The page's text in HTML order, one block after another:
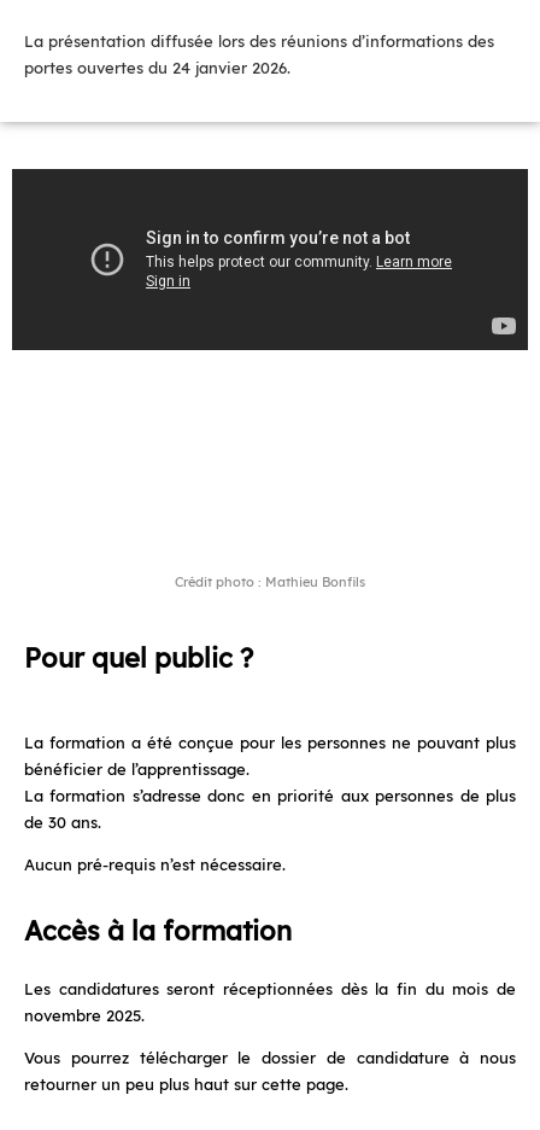
La présentation diffusée lors des réunions d’informations des
portes ouvertes du 24 janvier 2026.
Crédit photo : Mathieu Bonfils
Pour quel public ?
La formation a été conçue pour les personnes ne pouvant plus
bénéficier de l’apprentissage.
La formation s’adresse donc en priorité aux personnes de plus
de 30 ans.
Aucun pré-requis n’est nécessaire.
Accès à la formation
Les candidatures seront réceptionnées dès la fin du mois de
novembre 2025.
Vous pourrez télécharger le dossier de candidature à nous
retourner un peu plus haut sur cette page.